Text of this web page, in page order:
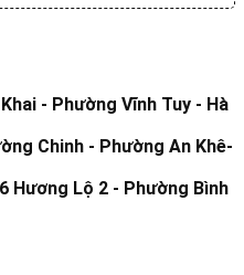
- Phường Vĩnh Tuy - Hà
Chinh - Phường An Khê-
Hương Lộ 2 - Phường Bình